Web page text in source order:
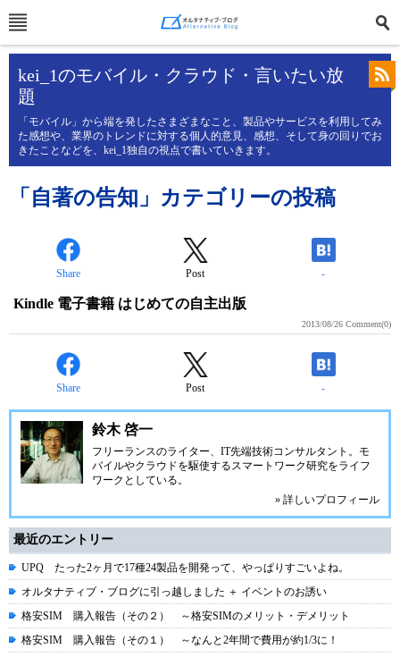
kei_1のモバイル・クラウド・言いたい放
題
「モバイル」から端を発したさまざまなこと、製品やサービスを利用してみ
た感想や、業界のトレンドに対する個人的意見、感想、そして身の回りでお
きたことなどを、kei_1独自の視点で書いていきます。
「自著の告知」カテゴリーの投稿
Share Post -
Kindle 電子書籍 はじめての自主出版
2013/08/26 Comment(0)
Share Post -
鈴木 啓一
フリーランスのライター、IT先端技術コンサルタント。モ
バイルやクラウドを駆使するスマートワーク研究をライフ
ワークとしている。
» 詳しいプロフィール
最近のエントリー
UPQ たった2ヶ月で17種24製品を開発って、やっぱりすごいよね。
オルタナティブ・ブログに引っ越しました ＋ イベントのお誘い
格安SIM 購入報告（その２） ～格安SIMのメリット・デメリット
格安SIM 購入報告（その１） ～なんと2年間で費用が約1/3に！